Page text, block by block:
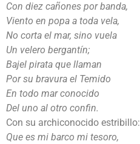
Con diez cañones por banda,
Viento en popa a toda vela,
No corta el mar, sino vuela
Un velero bergantín;
Bajel pirata que llaman
Por su bravura el Temido
En todo mar conocido
Del uno al otro confin.
Con su archiconocido estribillo:
Que es mi barco mi tesoro,